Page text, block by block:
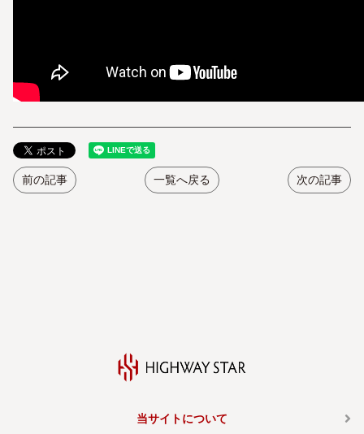
前の記事 一覧へ戻る 次の記事
当サイトについて